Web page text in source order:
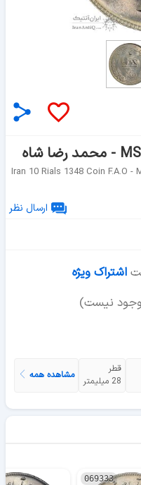
Iran 10 Rials 1348 Coin F.A.O
ارسال نظر
اشتراک ویژه
نیست)
قطر
28 میلیمتر
مشاهده همه
069333